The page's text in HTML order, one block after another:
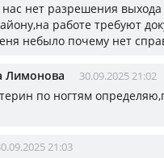
нас нет разрешения
работе требуют
небыло почему нет
Лимонова 30.09.2025 21:02
по ногтям
21:03